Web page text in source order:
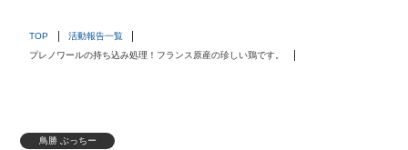
TOP
活動報告一覧
プレノワールの持ち込み処理！フランス原産の珍しい鶏です。
鳥勝 ぶっちー